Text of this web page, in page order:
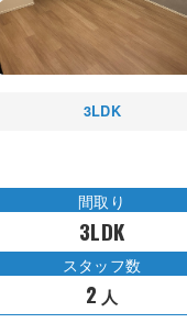
3LDK
間取り
3LDK
スタッフ数
2 人